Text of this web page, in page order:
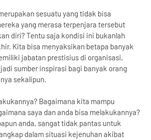
sesuatu yang tidak bisa
yang merasa terpenjara tersebut
diri? Tentu saja kondisi ini bukanlah
Kita bisa menyaksikan betapa banyak
jabatan prestisius di organisasi,
sumber inspirasi bagi banyak orang
sekalipun.
Bagaimana kita mampu
saya dan anda bisa melakukannya?
anda, sangat tidak pantas untuk
dalam situasi kejenuhan akibat